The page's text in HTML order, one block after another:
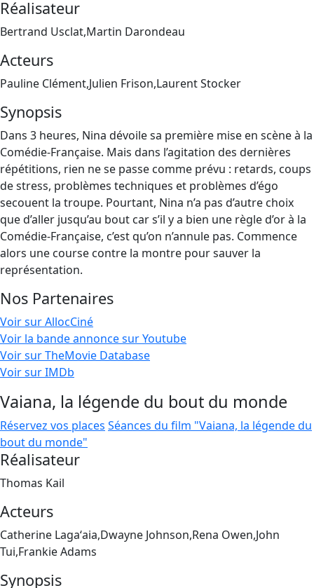
Réalisateur
Bertrand Usclat,Martin Darondeau
Acteurs
Pauline Clément,Julien Frison,Laurent Stocker
Synopsis
Dans 3 heures, Nina dévoile sa première mise en scène à la
Comédie-Française. Mais dans l’agitation des dernières
répétitions, rien ne se passe comme prévu : retards, coups
de stress, problèmes techniques et problèmes d’égo
secouent la troupe. Pourtant, Nina n’a pas d’autre choix
que d’aller jusqu’au bout car s’il y a bien une règle d’or à la
Comédie-Française, c’est qu’on n’annule pas. Commence
alors une course contre la montre pour sauver la
représentation.
Nos Partenaires
Voir sur AllocCiné
Voir la bande annonce sur Youtube
Voir sur TheMovie Database
Voir sur IMDb
Vaiana, la légende du bout du monde
Réservez vos places Séances du film "Vaiana, la légende du
bout du monde"
Réalisateur
Thomas Kail
Acteurs
Catherine Lagaʻaia,Dwayne Johnson,Rena Owen,John
Tui,Frankie Adams
Synopsis